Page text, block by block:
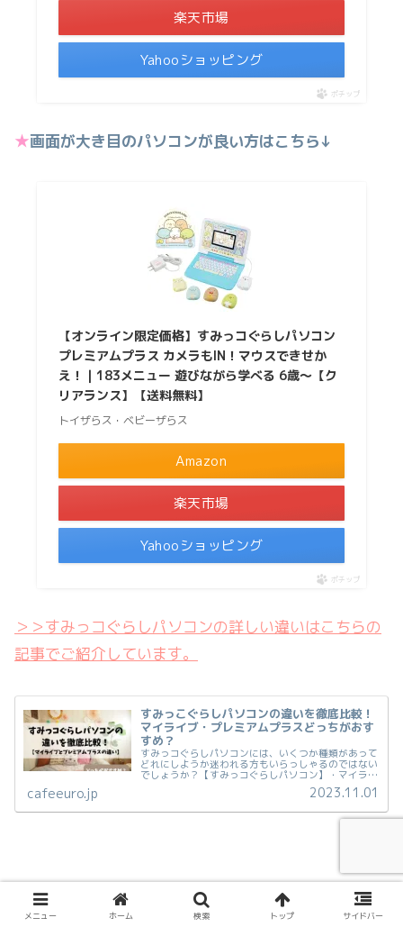
楽天市場
Yahooショッピング
ポチップ
★画面が大き目のパソコンが良い方はこちら↓
【オンライン限定価格】すみっコぐらしパソコン
プレミアムプラス カメラもIN！マウスできせか
え！｜183メニュー 遊びながら学べる 6歳〜【ク
リアランス】【送料無料】
トイザらス・ベビーザらス
Amazon
楽天市場
Yahooショッピング
ポチップ
＞＞すみっコぐらしパソコンの詳しい違いはこちらの
記事でご紹介しています。
すみっこぐらしパソコンの違いを徹底比較！
マイライブ・プレミアムプラスどっちがおす
すめ？
すみっコぐらしパソコンには、いくつか種類があって
どれにしようか迷われる方もいらっしゃるのではない
でしょうか？【すみっコぐらしパソコン】・マイライ
ブ(MY LIVE)←New！2023年発売・プレミアムプラス
すみっコぐらしパソコンは、どちらを...
cafeeuro.jp 2023.11.01
子ども
メニュー ホーム 検索 トップ サイドバー